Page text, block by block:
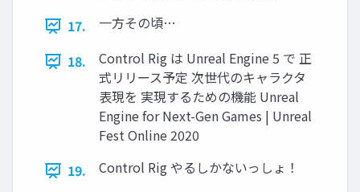
17.
一方その頃…
18.
Control Rig は Unreal Engine 5 で 正
式リリース予定 次世代のキャラクタ
表現を 実現するための機能 Unreal
Engine for Next-Gen Games | Unreal
Fest Online 2020
19.
Control Rig やるしかないっしょ！